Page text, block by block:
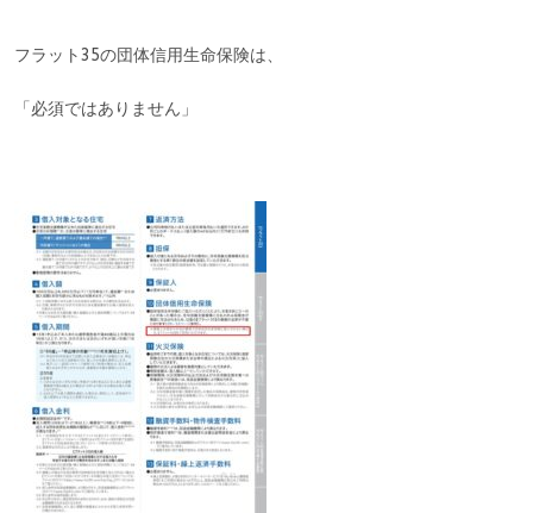
フラット35の団体信用生命保険は、
「必須ではありません」